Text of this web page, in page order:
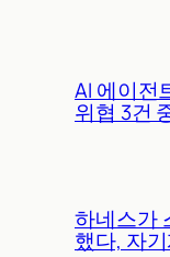
AI 에이전
위협 3건
하네스가
했다, 자